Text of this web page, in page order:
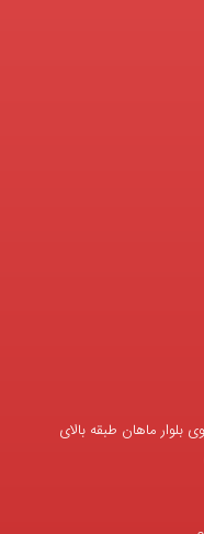
بلوار ماهان طبقه بالای